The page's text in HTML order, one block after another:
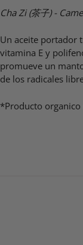
Cha Zi (茶子) -
Un aceite portador
vitamina E y
promueve un
de los radicales
*Producto